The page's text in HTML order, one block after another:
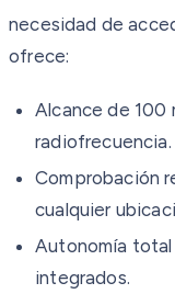
necesidad de
ofrece:
Alcance de 100
radiofrecuencia.
Comprobación
cualquier
Autonomía total
integrados.